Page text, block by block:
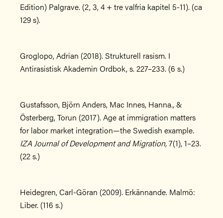
Edition) Palgrave. (2, 3, 4 + tre valfria kapitel 5-11). (ca
129 s).
Groglopo, Adrian (2018). Strukturell rasism. I
Antirasistisk Akademin Ordbok, s. 227–233. (6 s.)
Gustafsson, Björn Anders, Mac Innes, Hanna., &
Österberg, Torun (2017). Age at immigration matters
for labor market integration—the Swedish example.
IZA Journal of Development and Migration,7(1), 1–23.
(22 s.)
Heidegren, Carl-Göran (2009). Erkännande. Malmö:
Liber. (116 s.)